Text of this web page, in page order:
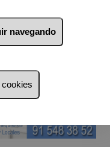
suventa sin
de la Propiedad
con total
clientes y oriéntandoles
navegando